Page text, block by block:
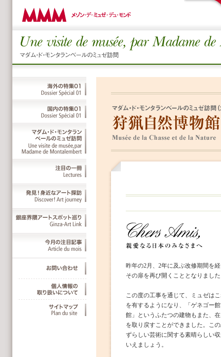
昨年の2月、2年に及ぶ改修期間を
その扉を再び開くこととなりまし
この度の工事を通じて、ミュゼは
を有するようになり、「ゲネゴー
館」というふたつの建物もまた、
を取り戻すことができました。こ
ずらしい芸術に関する素晴らしい
いえましょう。